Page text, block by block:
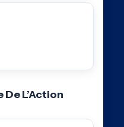
L’Action